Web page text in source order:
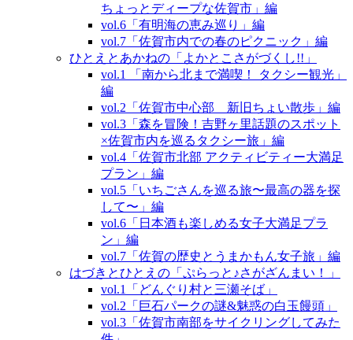
ちょっとディープな佐賀市」編
vol.6「有明海の恵み巡り」編
vol.7「佐賀市内での春のピクニック」編
ひとえとあかねの「よかとこさがづくし!!」
vol.1 「南から北まで満喫！ タクシー観光」
編
vol.2「佐賀市中心部 新旧ちょい散歩」編
vol.3「森を冒険！吉野ヶ里話題のスポット
×佐賀市内を巡るタクシー旅」編
vol.4「佐賀市北部 アクティビティー大満足
プラン」編
vol.5「いちごさんを巡る旅〜最高の器を探
して〜」編
vol.6「日本酒も楽しめる女子大満足プラ
ン」編
vol.7「佐賀の歴史とうまかもん女子旅」編
はづきとひとえの「ぷらっと♪さがざんまい！」
vol.1「どんぐり村と三瀬そば」
vol.2「巨石パークの謎&魅惑の白玉饅頭」
vol.3「佐賀市南部をサイクリングしてみた